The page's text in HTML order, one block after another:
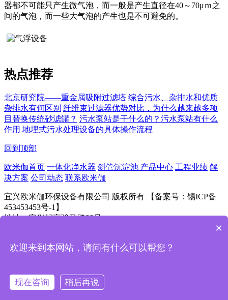
器都不可能只产生微气泡，而一般是产生直径在40～70μｍ之
间的气泡，而一些大气泡的产生也是不可避免的。
热点推荐
北京研究院——重金属吸附过滤塔 综合污水、杂排水和优质
杂排水有何区别 纤维束过滤器优势对比，为什么越来越多项
目替换传统砂滤罐？ 污水泵站是干什么的？污水泵站有什么
作用 地埋式污水处理设备的具体操作流程
回到顶部
欧米伽首页 一体化净水器 斜管沉淀池 产品中心 工程业绩 解
决方案 公司动态 联系欧米伽
宜兴欧米伽环保设备有限公司 版权所有 【备案号：锡ICP备
453453453号-1】
地址：宜兴屺亭骏马路99号
扫一扫！
×
欢迎来到本网站，请问有什么可以帮您？
现在咨询 稍后再说